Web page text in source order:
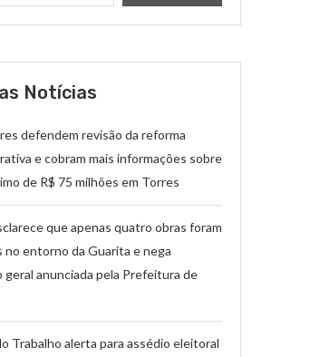
Notícias
defendem revisão da reforma
e cobram mais informações sobre
de R$ 75 milhões em Torres
que apenas quatro obras foram
no entorno da Guarita e nega
geral anunciada pela Prefeitura de
Trabalho alerta para assédio eleitoral